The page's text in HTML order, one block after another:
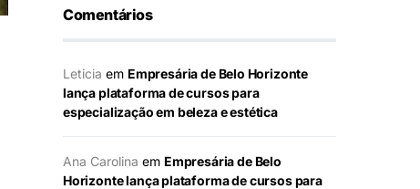
Comentários
Leticia em Empresária de Belo Horizonte
lança plataforma de cursos para
especialização em beleza e estética
Ana Carolina em Empresária de Belo
Horizonte lança plataforma de cursos para